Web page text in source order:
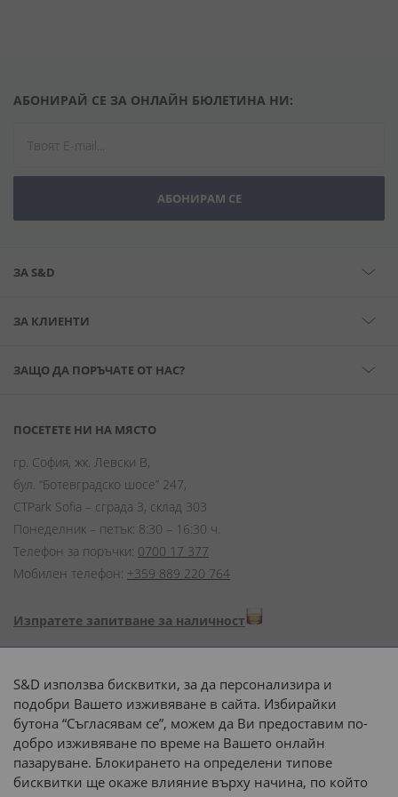
АБОНИРАЙ СЕ ЗА ОНЛАЙН БЮЛЕТИНА НИ:
АБОНИРАМ СЕ
ЗА S&D
ЗА КЛИЕНТИ
ЗАЩО ДА ПОРЪЧАТЕ ОТ НАС?
ПОСЕТЕТЕ НИ НА МЯСТО
гр. София, жк. Левски В,
бул. “Ботевградско шосе” 247,
CTPark Sofia – сграда 3, склад 303
Понеделник – петък: 8:30 – 16:30 ч.
Телефон за поръчки: 0700 17 377
Мобилен телефон: +359 889 220 764
Изпратете запитване за наличност
Начини на плащане:
Доставка до адрес с:
S&D използва бисквитки, за да персонализира и
подобри Вашето изживяване в сайта. Избирайки
бутона “Съгласявам се”, можем да Ви предоставим по-
добро изживяване по време на Вашето онлайн
пазаруване. Блокирането на определени типове
бисквитки ще окаже влияние върху начина, по който